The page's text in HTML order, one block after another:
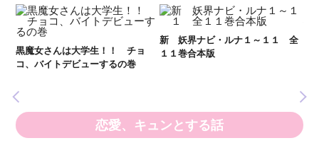
黒魔女さんは大学生！！ チョ
コ、バイトデビューするの巻
新 妖界ナビ・ルナ１～１１ 全
１１巻合本版
恋愛、キュンとする話